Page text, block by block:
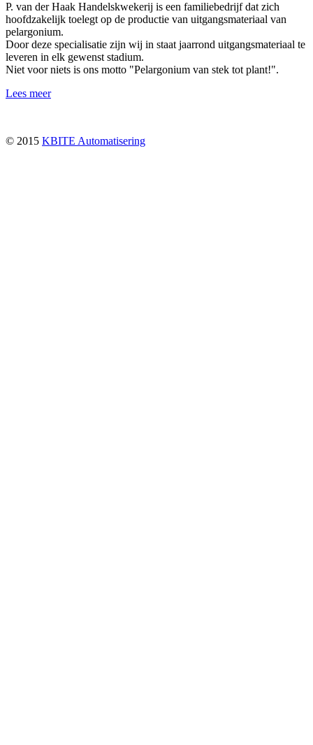
P. van der Haak Handelskwekerij is een familiebedrijf dat zich
hoofdzakelijk toelegt op de productie van uitgangsmateriaal van
pelargonium.
Door deze specialisatie zijn wij in staat jaarrond uitgangsmateriaal te
leveren in elk gewenst stadium.
Niet voor niets is ons motto "Pelargonium van stek tot plant!".
Lees meer
© 2015 KBITE Automatisering